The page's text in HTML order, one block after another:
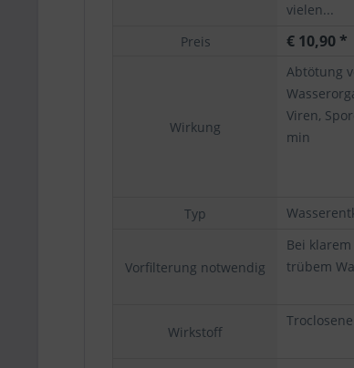
vielen...
Preis
€ 10,90 *
Wirkung
Abtötung
Viren,
min
Typ
Vorfilterung notwendig
Bei klarem
trübem
Wirkstoff